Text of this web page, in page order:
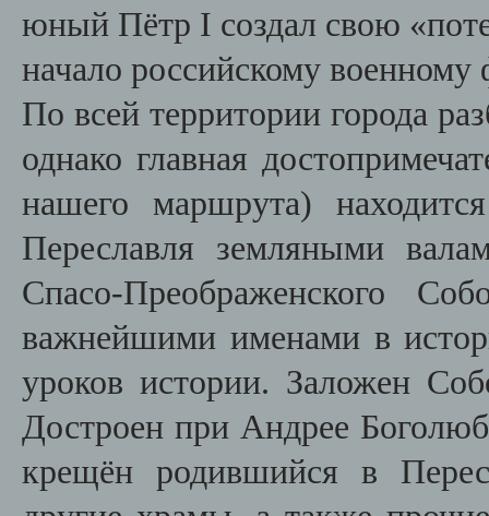
юный Пётр I создал свою
начало российскому военному
По всей территории города
однако главная
нашего маршрута)
Переславля земляными
Спасо-Преображенского
важнейшими именами в
уроков истории. Заложен
Достроен при Андрее
крещён родившийся в